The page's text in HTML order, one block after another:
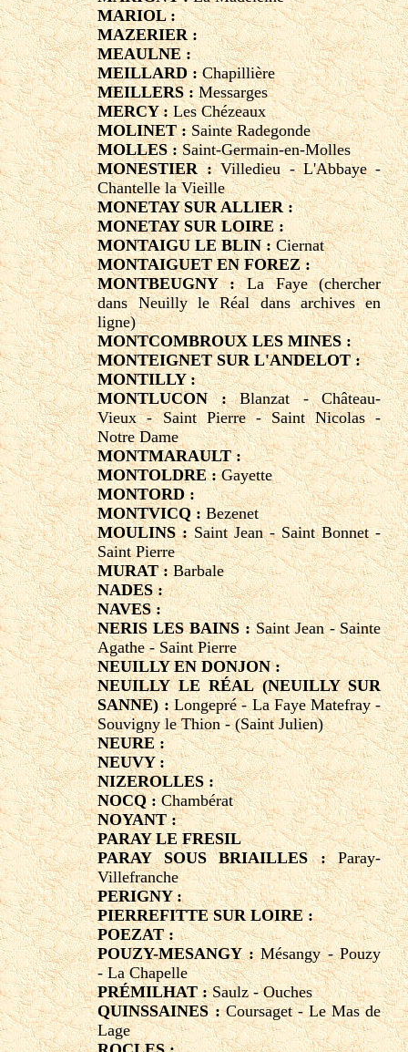
MARIOL :
MAZERIER :
MEAULNE :
MEILLARD :Chapillière
MEILLERS :Messarges
MERCY :Les Chézeaux
MOLINET :Sainte Radegonde
MOLLES :Saint-Germain-en-Molles
MONESTIER :Villedieu - L'Abbaye -
Chantelle la Vieille
MONETAY SUR ALLIER :
MONETAY SUR LOIRE :
MONTAIGU LE BLIN :Ciernat
MONTAIGUET EN FOREZ :
MONTBEUGNY :La Faye (chercher
dans Neuilly le Réal dans archives en
ligne)
MONTCOMBROUX LES MINES :
MONTEIGNET SUR L'ANDELOT :
MONTILLY :
MONTLUCON :Blanzat - Château-
Vieux - Saint Pierre - Saint Nicolas -
Notre Dame
MONTMARAULT :
MONTOLDRE :Gayette
MONTORD :
MONTVICQ :Bezenet
MOULINS :Saint Jean - Saint Bonnet -
Saint Pierre
MURAT :Barbale
NADES :
NAVES :
NERIS LES BAINS :Saint Jean - Sainte
Agathe - Saint Pierre
NEUILLY EN DONJON :
NEUILLY LE RÉAL (NEUILLY SUR
SANNE) :Longepré - La Faye Matefray -
Souvigny le Thion - (Saint Julien)
NEURE :
NEUVY :
NIZEROLLES :
NOCQ :Chambérat
NOYANT :
PARAY LE FRESIL
PARAY SOUS BRIAILLES :Paray-
Villefranche
PERIGNY :
PIERREFITTE SUR LOIRE :
POEZAT :
POUZY-MESANGY :Mésangy - Pouzy
- La Chapelle
PRÉMILHAT :Saulz - Ouches
QUINSSAINES :Coursaget - Le Mas de
Lage